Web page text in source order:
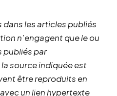
dans les articles publiés
n’engagent que le ou
publiés par
source indiquée est
être reproduits en
un lien hypertexte